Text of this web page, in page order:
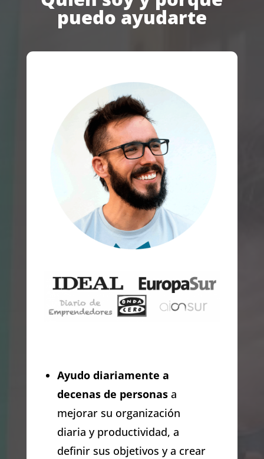
puedo ayudarte
Ayudo diariamente a
decenas de personasa
mejorar su organización
diaria y productividad, a
definir sus objetivos y a crear